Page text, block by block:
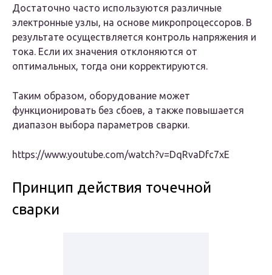
Достаточно часто используются различные
электронные узлы, на основе микропроцессоров. В
результате осуществляется контроль напряжения и
тока. Если их значения отклоняются от
оптимальных, тогда они корректируются.
Таким образом, оборудование может
функционировать без сбоев, а также повышается
диапазон выбора параметров сварки.
https://www.youtube.com/watch?v=DqRvaDfc7xE
Принцип действия точечной
сварки